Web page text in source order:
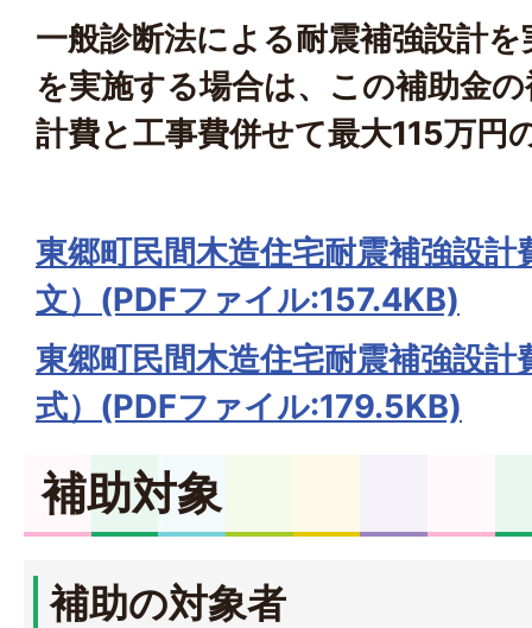
一般診断法による耐震補強設計
を実施する場合は、この補助金
計費と工事費併せて最大115万円
東郷町民間木造住宅耐震補強設計
文）(PDFファイル:157.4KB)
東郷町民間木造住宅耐震補強設計
式）(PDFファイル:179.5KB)
補助対象
補助の対象者